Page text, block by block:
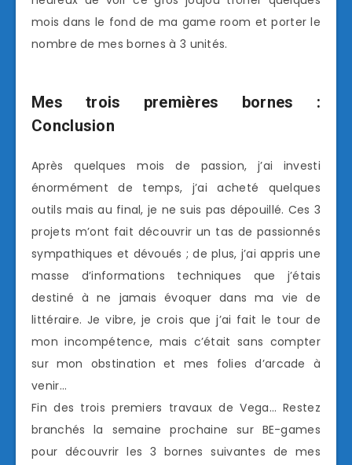
mois dans le fond de ma game room et porter le
nombre de mes bornes à 3 unités.
Mes trois premières bornes :
Conclusion
Après quelques mois de passion, j’ai investi
énormément de temps, j’ai acheté quelques
outils mais au final, je ne suis pas dépouillé. Ces 3
projets m’ont fait découvrir un tas de passionnés
sympathiques et dévoués ; de plus, j’ai appris une
masse d’informations techniques que j’étais
destiné à ne jamais évoquer dans ma vie de
littéraire. Je vibre, je crois que j’ai fait le tour de
mon incompétence, mais c’était sans compter
sur mon obstination et mes folies d’arcade à
venir…
Fin des trois premiers travaux de Vega… Restez
branchés la semaine prochaine sur BE-games
pour découvrir les 3 bornes suivantes de mes